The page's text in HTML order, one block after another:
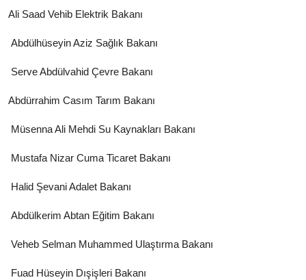
Ali Saad Vehib Elektrik Bakanı
Abdülhüseyin Aziz Sağlık Bakanı
Serve Abdülvahid Çevre Bakanı
Abdürrahim Casım Tarım Bakanı
Müsenna Ali Mehdi Su Kaynakları Bakanı
Mustafa Nizar Cuma Ticaret Bakanı
Halid Şevani Adalet Bakanı
Abdülkerim Abtan Eğitim Bakanı
Veheb Selman Muhammed Ulaştırma Bakanı
Fuad Hüseyin Dışişleri Bakanı